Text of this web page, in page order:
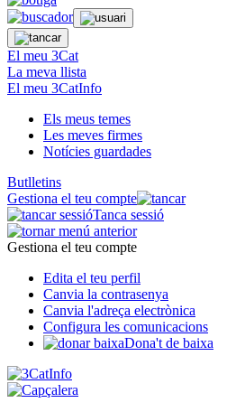
El meu 3Cat
La meva llista
El meu 3CatInfo
Els meus temes
Les meves firmes
Notícies guardades
Butlletins
Gestiona el teu compte
Tanca sessió
Gestiona el teu compte
Edita el teu perfil
Canvia la contrasenya
Canvia l'adreça electrònica
Configura les comunicacions
Dona't de baixa